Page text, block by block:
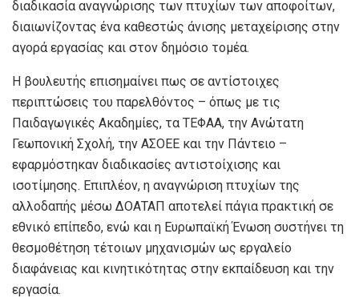
διαδικασία αναγνώρισης των πτυχίων των αποφοίτων,
διαιωνίζοντας ένα καθεστώς άνισης μεταχείρισης στην
αγορά εργασίας και στον δημόσιο τομέα.
Η βουλευτής επισημαίνει πως σε αντίστοιχες
περιπτώσεις του παρελθόντος – όπως με τις
Παιδαγωγικές Ακαδημίες, τα ΤΕΦΑΑ, την Ανώτατη
Γεωπονική Σχολή, την ΑΣΟΕΕ και την Πάντειο –
εφαρμόστηκαν διαδικασίες αντιστοίχισης και
ισοτίμησης. Επιπλέον, η αναγνώριση πτυχίων της
αλλοδαπής μέσω ΔΟΑΤΑΠ αποτελεί πάγια πρακτική σε
εθνικό επίπεδο, ενώ και η Ευρωπαϊκή Ένωση συστήνει τη
θεσμοθέτηση τέτοιων μηχανισμών ως εργαλείο
διαφάνειας και κινητικότητας στην εκπαίδευση και την
εργασία.